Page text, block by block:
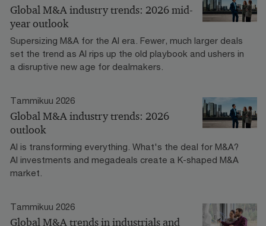
Global M&A industry trends: 2026 mid-
year outlook
Supersizing M&A for the AI era​. Fewer, much larger deals
set the trend as AI rips up the old playbook and ushers in
a disruptive new age for dealmakers.
Tammikuu 2026
Global M&A industry trends: 2026
outlook
AI is transforming everything. What's the deal for M&A?
AI investments and megadeals create a K-shaped M&A
market.
Tammikuu 2026
Global M&A trends in industrials and